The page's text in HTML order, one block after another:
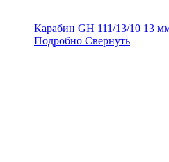
Карабин GH 111/13/10 13
Подробно Свернуть